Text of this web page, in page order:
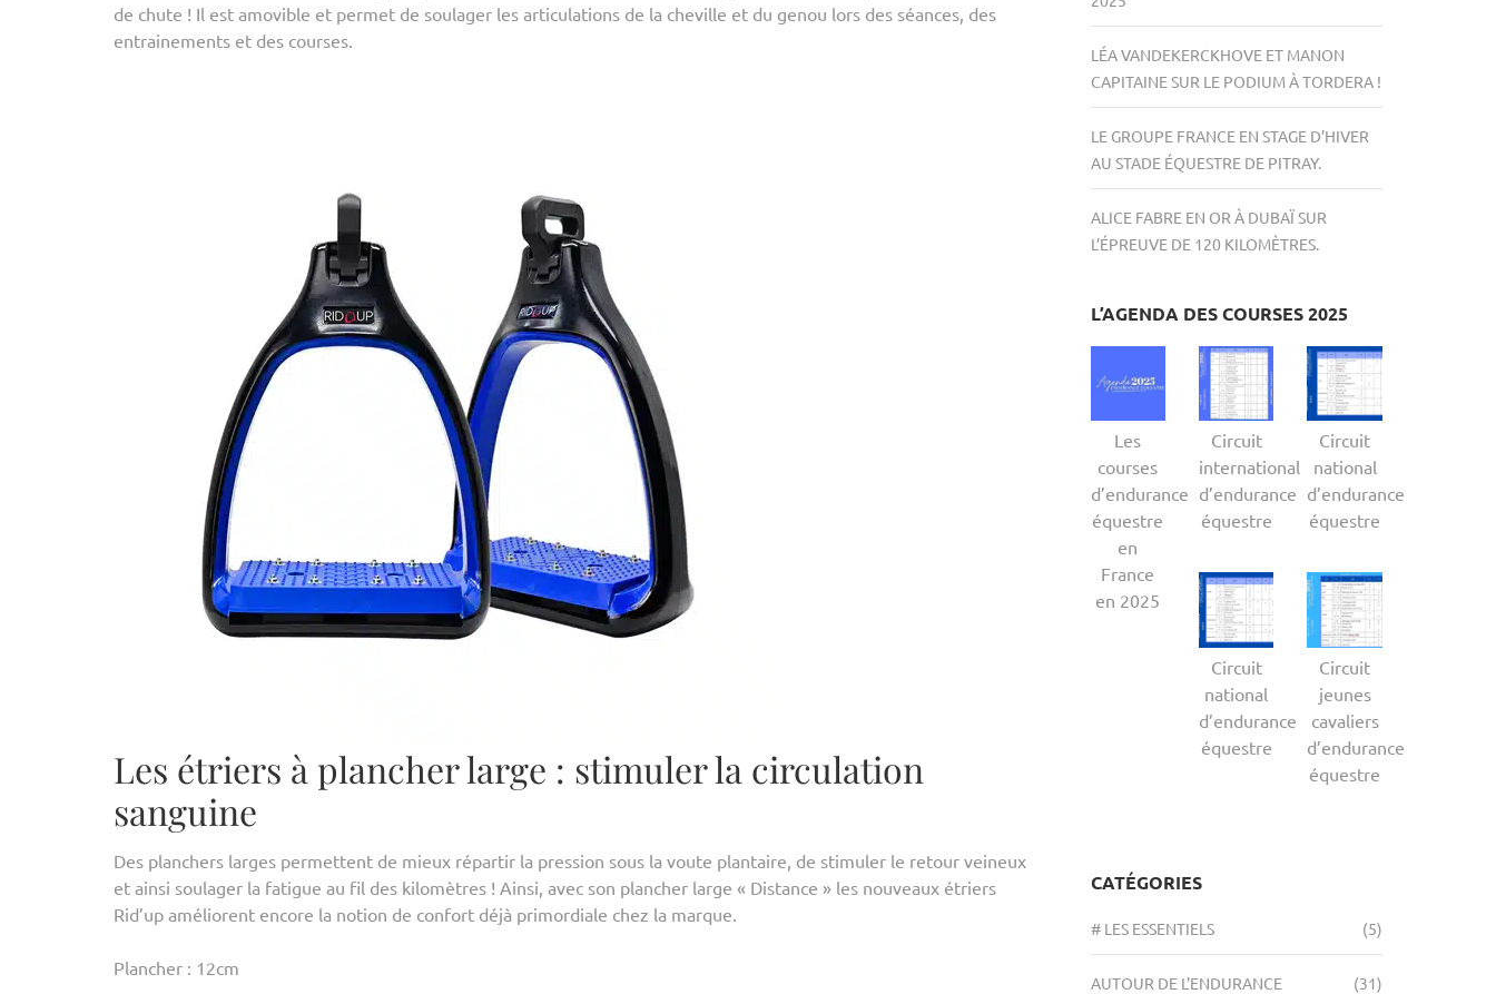
de chute ! Il est amovible et permet de soulager les articulations de la cheville et du genou lors des séances, des
entrainements et des courses.
Les étriers à plancher large : stimuler la circulation
sanguine
Des planchers larges permettent de mieux répartir la pression sous la voute plantaire, de stimuler le retour veineux
et ainsi soulager la fatigue au fil des kilomètres ! Ainsi, avec son plancher large « Distance » les nouveaux étriers
Rid’up améliorent encore la notion de confort déjà primordiale chez la marque.
Plancher : 12cm
LÉA VANDEKERCKHOVE ET MANON
CAPITAINE SUR LE PODIUM À TORDERA !
LE GROUPE FRANCE EN STAGE D’HIVER
AU STADE ÉQUESTRE DE PITRAY.
ALICE FABRE EN OR À DUBAÏ SUR
L’ÉPREUVE DE 120 KILOMÈTRES.
L’AGENDA DES COURSES 2025
Les
courses
d’endurance
équestre
en
France
en 2025
Circuit
international
d’endurance
équestre
Circuit
national
d’endurance
équestre
Circuit
national
d’endurance
équestre
Circuit
jeunes
cavaliers
d’endurance
équestre
CATÉGORIES
# LES ESSENTIELS (5)
AUTOUR DE L'ENDURANCE (31)